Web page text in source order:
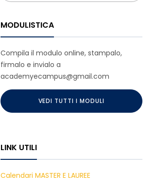
MODULISTICA
Compila il modulo online, stampalo,
firmalo e invialo a
academyecampus@gmail.com
VEDI TUTTI I MODULI
LINK UTILI
Calendari MASTER E LAUREE